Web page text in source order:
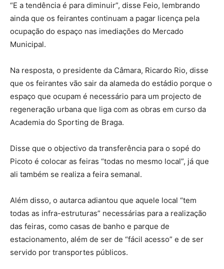
“E a tendência é para diminuir”, disse Feio, lembrando
ainda que os feirantes continuam a pagar licença pela
ocupação do espaço nas imediações do Mercado
Municipal.
Na resposta, o presidente da Câmara, Ricardo Rio, disse
que os feirantes vão sair da alameda do estádio porque o
espaço que ocupam é necessário para um projecto de
regeneração urbana que liga com as obras em curso da
Academia do Sporting de Braga.
Disse que o objectivo da transferência para o sopé do
Picoto é colocar as feiras “todas no mesmo local”, já que
ali também se realiza a feira semanal.
Além disso, o autarca adiantou que aquele local “tem
todas as infra-estruturas” necessárias para a realização
das feiras, como casas de banho e parque de
estacionamento, além de ser de “fácil acesso” e de ser
servido por transportes públicos.